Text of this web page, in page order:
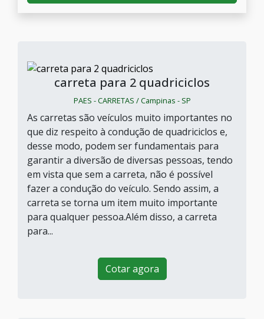
carreta para 2 quadriciclos
PAES - CARRETAS / Campinas - SP
As carretas são veículos muito importantes no
que diz respeito à condução de quadriciclos e,
desse modo, podem ser fundamentais para
garantir a diversão de diversas pessoas, tendo
em vista que sem a carreta, não é possível
fazer a condução do veículo. Sendo assim, a
carreta se torna um item muito importante
para qualquer pessoa.Além disso, a carreta
para...
Cotar agora